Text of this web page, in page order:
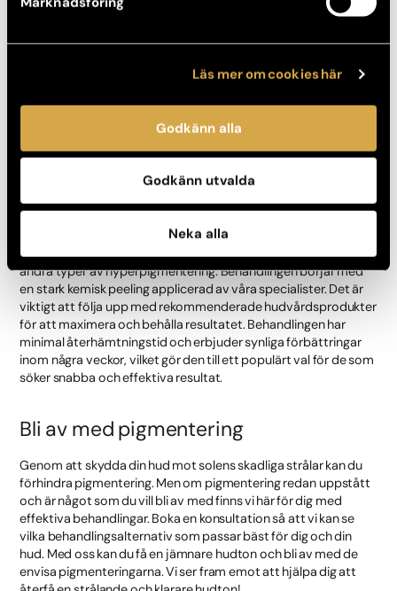
Läs mer om cookies här
Godkänn alla
Godkänn utvalda
Neka alla
är särskilt effektiv för ytliga pigmentfläckar och kan även
För bästa resultat kan flera behandlingar behövas och en initial
behandlingsplanen efter dina specifika behov.
att behandla pigmentfläckar. Denna behandling minskar
melaninsyntesen och främjar cellförnyelse, vilket hjälper till att
Cosmelan är särskilt effektiv för att behandla melasma och
andra typer av hyperpigmentering. Behandlingen börjar med
en stark kemisk peeling applicerad av våra specialister. Det är
viktigt att följa upp med rekommenderade hudvårdsprodukter
för att maximera och behålla resultatet. Behandlingen har
minimal återhämtningstid och erbjuder synliga förbättringar
inom några veckor, vilket gör den till ett populärt val för de som
söker snabba och effektiva resultat.
Bli av med pigmentering
Genom att skydda din hud mot solens skadliga strålar kan du
förhindra pigmentering. Men om pigmentering redan uppstått
och är något som du vill bli av med finns vi här för dig med
effektiva behandlingar. Boka en konsultation så att vi kan se
vilka behandlingsalternativ som passar bäst för dig och din
hud. Med oss kan du få en jämnare hudton och bli av med de
envisa pigmenteringarna. Vi ser fram emot att hjälpa dig att